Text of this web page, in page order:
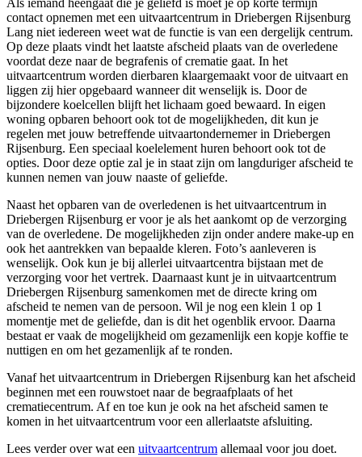
Als iemand heengaat die je geliefd is moet je op korte termijn
contact opnemen met een uitvaartcentrum in Driebergen Rijsenburg
Lang niet iedereen weet wat de functie is van een dergelijk centrum.
Op deze plaats vindt het laatste afscheid plaats van de overledene
voordat deze naar de begrafenis of crematie gaat. In het
uitvaartcentrum worden dierbaren klaargemaakt voor de uitvaart en
liggen zij hier opgebaard wanneer dit wenselijk is. Door de
bijzondere koelcellen blijft het lichaam goed bewaard. In eigen
woning opbaren behoort ook tot de mogelijkheden, dit kun je
regelen met jouw betreffende uitvaartondernemer in Driebergen
Rijsenburg. Een speciaal koelelement huren behoort ook tot de
opties. Door deze optie zal je in staat zijn om langduriger afscheid te
kunnen nemen van jouw naaste of geliefde.
Naast het opbaren van de overledenen is het uitvaartcentrum in
Driebergen Rijsenburg er voor je als het aankomt op de verzorging
van de overledene. De mogelijkheden zijn onder andere make-up en
ook het aantrekken van bepaalde kleren. Foto’s aanleveren is
wenselijk. Ook kun je bij allerlei uitvaartcentra bijstaan met de
verzorging voor het vertrek. Daarnaast kunt je in uitvaartcentrum
Driebergen Rijsenburg samenkomen met de directe kring om
afscheid te nemen van de persoon. Wil je nog een klein 1 op 1
momentje met de geliefde, dan is dit het ogenblik ervoor. Daarna
bestaat er vaak de mogelijkheid om gezamenlijk een kopje koffie te
nuttigen en om het gezamenlijk af te ronden.
Vanaf het uitvaartcentrum in Driebergen Rijsenburg kan het afscheid
beginnen met een rouwstoet naar de begraafplaats of het
crematiecentrum. Af en toe kun je ook na het afscheid samen te
komen in het uitvaartcentrum voor een allerlaatste afsluiting.
Lees verder over wat een uitvaartcentrum allemaal voor jou doet.